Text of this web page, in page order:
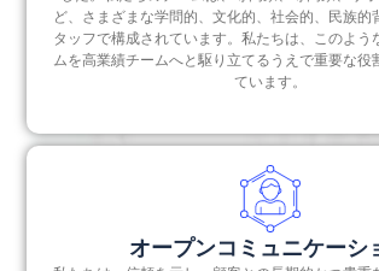
ど、さまざまな学問的、文化的、社会的、民族的
タッフで構成されています。私たちは、このよう
ムを高業績チームへと駆り立てるうえで重要な役
ています。
オープンコミュニケーシ